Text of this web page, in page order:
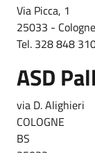
Via Picca, 1
25033 -
Tel. 328 848
ASD
via D. Alighieri
COLOGNE
BS